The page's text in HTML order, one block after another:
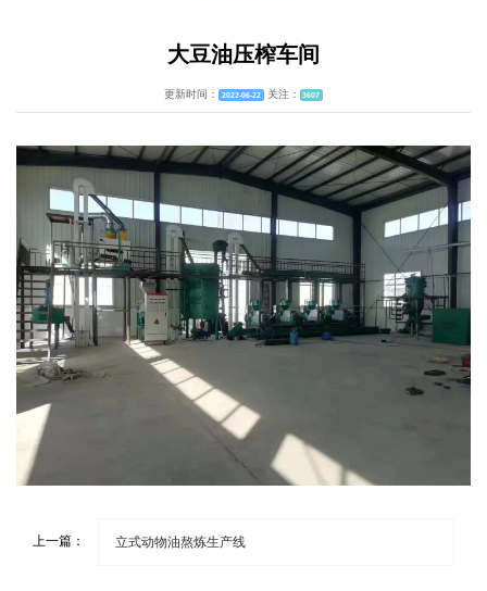
大豆油压榨车间
更新时间： 2022-06-22 关注： 3607
上一篇： 立式动物油熬炼生产线